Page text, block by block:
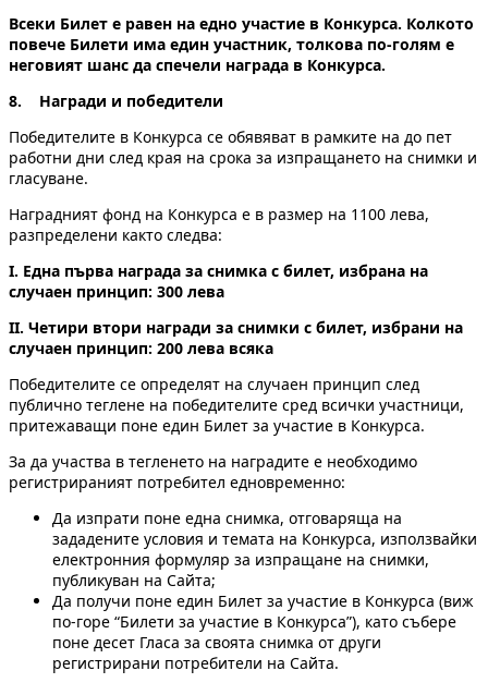
Всеки Билет е равен на едно участие в Конкурса. Колкото
повече Билети има един участник, толкова по-голям е
неговият шанс да спечели награда в Конкурса.
8. Награди и победители
Победителите в Конкурса се обявяват в рамките на до пет
работни дни след края на срока за изпращането на снимки и
гласуване.
Наградният фонд на Конкурса е в размер на 1100 лева,
разпределени както следва:
I. Една първа награда за снимка с билет, избрана на
случаен принцип: 300 лева
II. Четири втори награди за снимки с билет, избрани на
случаен принцип: 200 лева всяка
Победителите се определят на случаен принцип след
публично теглене на победителите сред всички участници,
притежаващи поне един Билет за участие в Конкурса.
За да участва в тегленето на наградите е необходимо
регистрираният потребител едновременно:
Да изпрати поне една снимка, отговаряща на
зададените условия и темата на Конкурса, използвайки
електронния формуляр за изпращане на снимки,
публикуван на Сайта;
Да получи поне един Билет за участие в Конкурса (виж
по-горе “Билети за участие в Конкурса”), като събере
поне десет Гласа за своята снимка от други
регистрирани потребители на Сайта.